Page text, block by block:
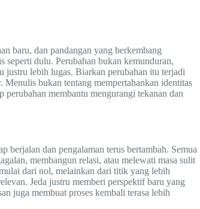
baru, dan pandangan yang berkembang
seperti dulu. Perubahan bukan kemunduran,
lebih lugas. Biarkan perubahan itu terjadi
bukan tentang mempertahankan identitas
membantu mengurangi tekanan dan
berjalan dan pengalaman terus bertambah. Semua
membangun relasi, atau melewati masa sulit
dari nol, melainkan dari titik yang lebih
Jeda justru memberi perspektif baru yang
juga membuat proses kembali terasa lebih